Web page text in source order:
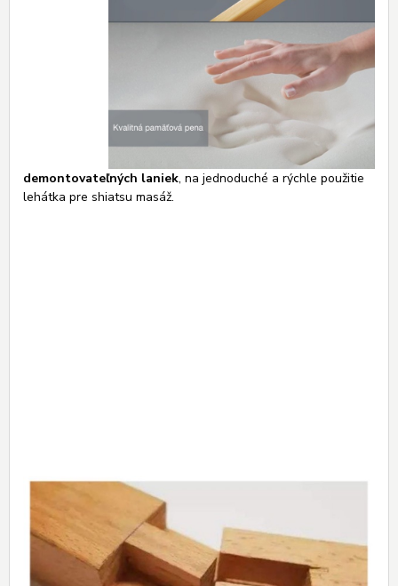
demontovateľných laniek, na jednoduché a rýchle použitie
lehátka pre shiatsu masáž.